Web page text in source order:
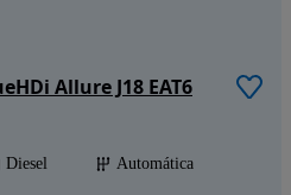
Allure J18 EAT6
Diesel
Automática